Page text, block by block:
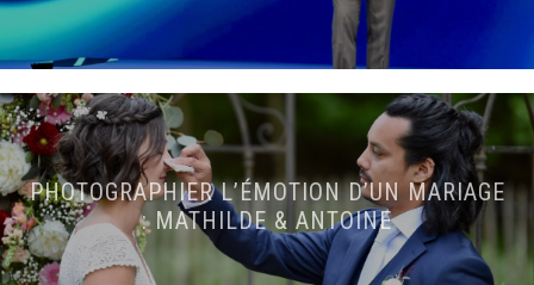
PHOTOGRAPHIER L’ÉMOTION D’UN MARIAGE
: MATHILDE & ANTOINE